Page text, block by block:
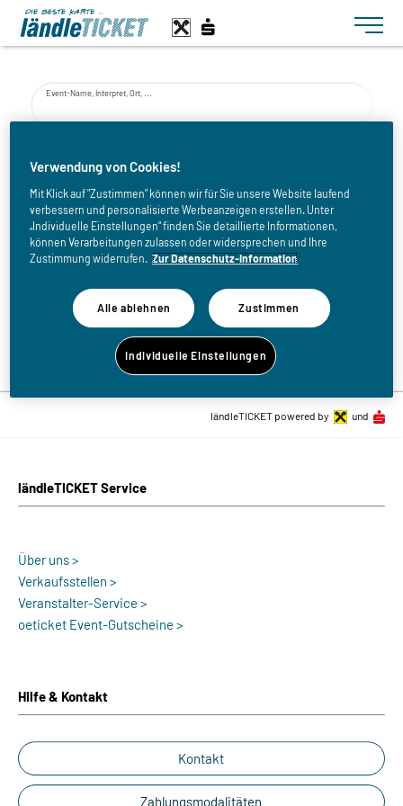
Toggle
Event-Name, Interpret, Ort, ...
bis
Zurück zur Eventliste
ländleTICKET Service
Über uns >
Verkaufsstellen >
Veranstalter-Service >
oeticket Event-Gutscheine >
Hilfe & Kontakt
Kontakt
Zahlungsmodalitäten
ländleTICKET powered by und
Verwendung von Cookies!
Mit Klick auf "Zustimmen" können wir für Sie unsere Website laufend
verbessern und personalisierte Werbeanzeigen erstellen. Unter
„Individuelle Einstellungen“ finden Sie detaillierte Informationen,
können Verarbeitungen zulassen oder widersprechen und Ihre
Zustimmung widerrufen. Zur Datenschutz-Information
Alle ablehnen Zustimmen
Individuelle Einstellungen